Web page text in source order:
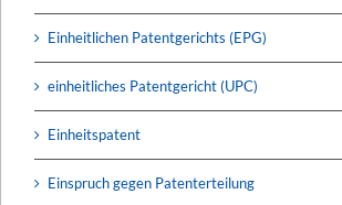
Einheitlichen Patentgerichts (EPG)
einheitliches Patentgericht (UPC)
Einheitspatent
Einspruch gegen Patenterteilung